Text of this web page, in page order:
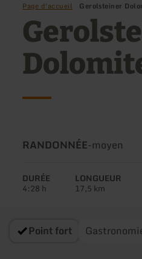
Page d'accueil Gerolsteiner
Type
circuit:
RANDONNÉE-Difficulté:
moyen
DURÉE
4:28 h
LONGUEUR
17,5 km
Point fort